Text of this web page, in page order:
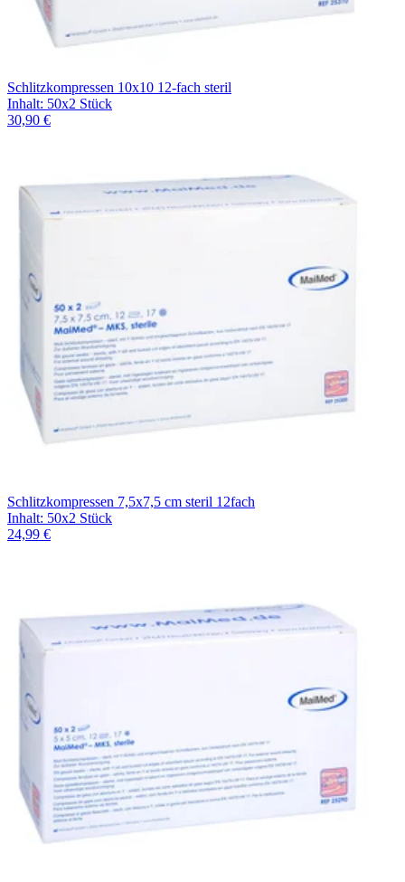
Schlitzkompressen 10x10 12-fach steril
Inhalt: 50x2 Stück
30,90 €
Schlitzkompressen 7,5x7,5 cm steril 12fach
Inhalt: 50x2 Stück
24,99 €